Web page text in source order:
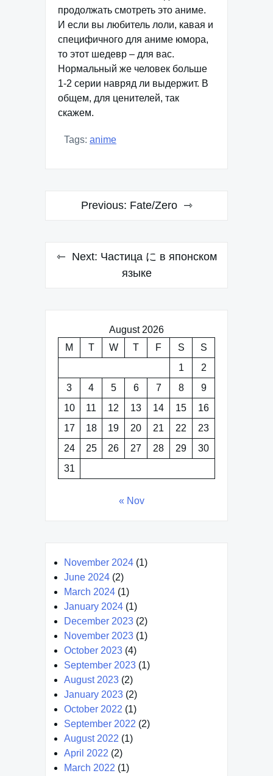
продолжать смотреть это аниме.
И если вы любитель лоли, кавая и
специфичного для аниме юмора,
то этот шедевр – для вас.
Нормальный же человек больше
1-2 серии навряд ли выдержит. В
общем, для ценителей, так
скажем.
Tags: anime
Previous: Fate/Zero
Next: Частица に в японском
языке
August 2026
M
T W T F S
S
1
2
3
4 5 6 7 8
9
10
11 12 13 14 15
16
17
18 19 20 21 22
23
24
25 26 27 28 29
30
31
« Nov
November 2024 (1)
June 2024 (2)
March 2024 (1)
January 2024 (1)
December 2023 (2)
November 2023 (1)
October 2023 (4)
September 2023 (1)
August 2023 (2)
January 2023 (2)
October 2022 (1)
September 2022 (2)
August 2022 (1)
April 2022 (2)
March 2022 (1)